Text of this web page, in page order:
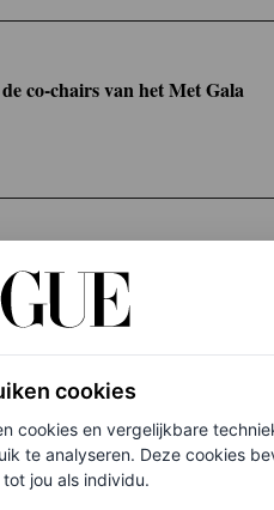
co-chairs van het Met Gala
cookies
cookies en vergelijkbare
te analyseren. Deze cookies
jou als individu.